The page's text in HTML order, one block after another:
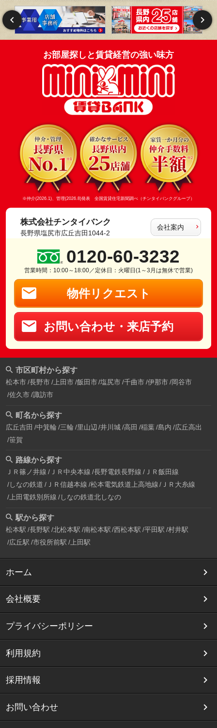
お部屋探しと賃貸経営の強い味方
※仲介(2026.1)、管理(2026.8)発表 全国賃貸住宅新聞調べ（チンタイバンクグループ）
株式会社チンタイバンク
長野県塩尻市広丘吉田1044-2
会社案内
0120-60-3232
営業時間：10:00～18:00／定休日：火曜日(1～3月は無休で営業)
物件リクエスト
お問い合わせ・来店予約
市区町村から探す
松本市 長野市 上田市 飯田市 塩尻市 千曲市 伊那市 岡谷市
佐久市 諏訪市
町名から探す
広丘吉田 中箕輪 三輪 里山辺 井川城 高田 稲葉 島内 広丘高出
笹賀
路線から探す
ＪＲ篠ノ井線 ＪＲ中央本線 長野電鉄長野線 ＪＲ飯田線
しなの鉄道 ＪＲ信越本線 松本電気鉄道上高地線
ＪＲ大糸線
上田電鉄別所線 しなの鉄道北しなの
駅から探す
松本駅 長野駅 北松本駅 南松本駅 西松本駅 平田駅 村井駅
広丘駅 市役所前駅 上田駅
ホーム
会社概要
プライバシーポリシー
利用規約
採用情報
お問い合わせ